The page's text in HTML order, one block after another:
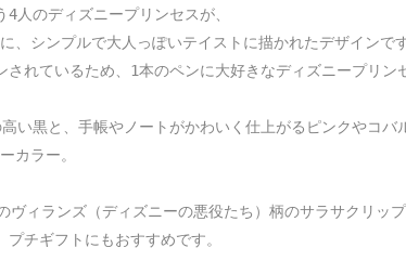
人のディズニープリンセスが、
シンプルで大人っぽいテイストに描かれたデザインです
れているため、1本のペンに大好きなディズニープリン
い黒と、手帳やノートがかわいく仕上がるピンクやコバ
カラー。
ィランズ（ディズニーの悪役たち）柄のサラサクリップ
チギフトにもおすすめです。